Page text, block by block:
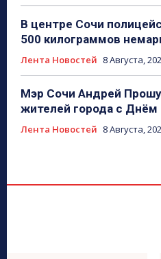
В центре Сочи
500 килограммов
Лента Новостей 8 Августа,
Мэр Сочи Андрей
жителей города с Днём
Лента Новостей 8 Августа,